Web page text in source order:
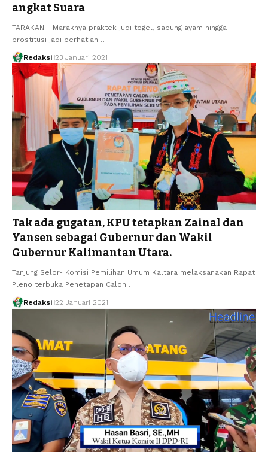
angkat Suara
TARAKAN - Maraknya praktek judi togel, sabung ayam hingga
prostitusi jadi perhatian…
Redaksi 23 Januari 2021
Tak ada gugatan, KPU tetapkan Zainal dan
Yansen sebagai Gubernur dan Wakil
Gubernur Kalimantan Utara.
Tanjung Selor- Komisi Pemilihan Umum Kaltara melaksanakan Rapat
Pleno terbuka Penetapan Calon…
Redaksi 22 Januari 2021